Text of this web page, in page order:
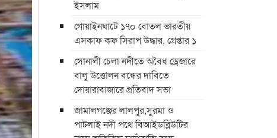
ইসলাম
গোয়াইনঘাটে ১৭০ বোতল ভারতীয়
এসকাফ কফ সিরাপ উদ্ধার, গ্রেপ্তার ১
সোনালী চেলা নদীতে অবৈধ ড্রেজারে
বালু উত্তোলন বন্ধের দাবিতে
দোয়ারাবাজারে প্রতিবাদ সভা
জামালগঞ্জের লালপুর,সুরমা ও
পাটলাই নদী পথে বিআইডব্লিউটির